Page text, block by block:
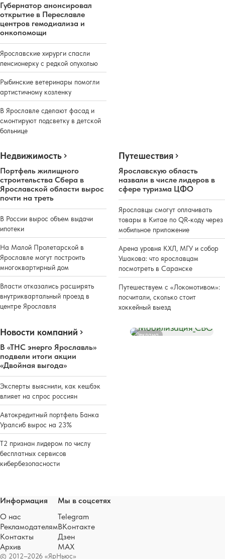
Губернатор анонсировал
открытие в Переславле
центров гемодиализа и
онкопомощи
Ярославские хирурги спасли
пенсионерку с редкой опухолью
Рыбинские ветеринары помогли
артистичному козленку
В Ярославле сделают фасад и
смонтируют подсветку в детской
больнице
Недвижимость
Портфель жилищного
строительства Сбера в
Ярославской области вырос
почти на треть
В России вырос объем выдачи
ипотеки
На Малой Пролетарской в
Ярославле могут построить
многоквартирный дом
Власти отказались расширять
внутриквартальный проезд в
центре Ярославля
Путешествия
Ярославскую область
назвали в числе лидеров в
сфере туризма ЦФО
Ярославцы смогут оплачивать
товары в Китае по QR-коду через
мобильное приложение
Арена уровня КХЛ, МГУ и собор
Ушакова: что ярославцам
посмотреть в Саранске
Путешествуем с «Локомотивом»:
посчитали, сколько стоит
хоккейный выезд
Новости компаний
В «ТНС энерго Ярославль»
подвели итоги акции
«Двойная выгода»
Эксперты выяснили, как кешбэк
влияет на спрос россиян
Автокредитный портфель Банка
Уралсиб вырос на 23%
Т2 признан лидером по числу
бесплатных сервисов
кибербезопасности
Реклама
© 2012–2026 «ЯрНьюс»
Информация
О нас
Рекламодателям
Контакты
Архив
Мы в соцсетях
Telegram
ВКонтакте
Дзен
MAX